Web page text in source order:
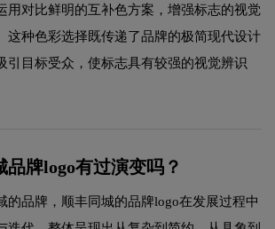
用对比鲜明的互补色方案，增强标志的视觉
这种色彩选择既传递了品牌的极简现代设计
引目标受众，使标志具有较强的视觉辨识
品牌logo有过演变吗？
的品牌，顺丰同城的品牌logo在发展过程中